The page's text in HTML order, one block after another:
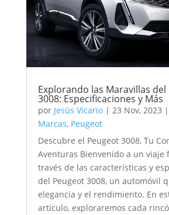
Explorando las Maravillas del
3008: Especificaciones y Más
por Jesús Vicario| 23 Nov, 2023 |
Marcas, Peugeot
Descubre el Peugeot 3008, Tu
Aventuras Bienvenido a un viaje
través de las características y
del Peugeot 3008, un automóvil
elegancia y el rendimiento. En
artículo, exploraremos cada